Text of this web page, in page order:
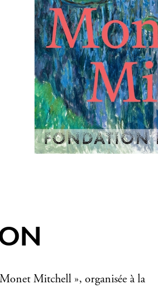
Mitchell », organisée à la